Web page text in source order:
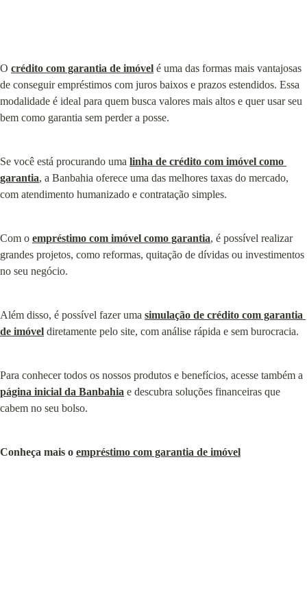
O crédito com garantia de imóvel é uma das formas mais vantajosas
de conseguir empréstimos com juros baixos e prazos estendidos. Essa
modalidade é ideal para quem busca valores mais altos e quer usar seu
bem como garantia sem perder a posse.
Se você está procurando uma linha de crédito com imóvel como
garantia, a Banbahia oferece uma das melhores taxas do mercado,
com atendimento humanizado e contratação simples.
Com o empréstimo com imóvel como garantia, é possível realizar
grandes projetos, como reformas, quitação de dívidas ou investimentos
no seu negócio.
Além disso, é possível fazer uma simulação de crédito com garantia
de imóvel diretamente pelo site, com análise rápida e sem burocracia.
página inicial da Banbahia e descubra soluções financeiras que
cabem no seu bolso.
Conheça mais o empréstimo com garantia de imóvel